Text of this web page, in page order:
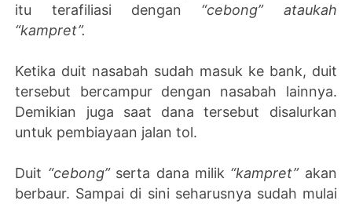
itu terafiliasi dengan “cebong” ataukah
“kampret”.
Ketika duit nasabah sudah masuk ke bank, duit
tersebut bercampur dengan nasabah lainnya.
Demikian juga saat dana tersebut disalurkan
untuk pembiayaan jalan tol.
Duit “cebong”serta dana milik “kampret”akan
berbaur. Sampai di sini seharusnya sudah mulai